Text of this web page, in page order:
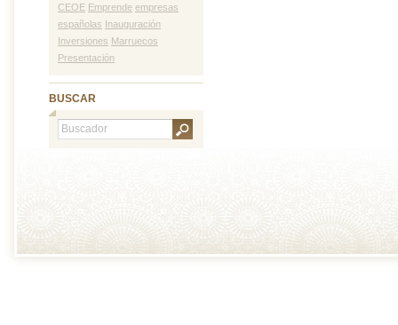
CEOE Emprende empresas
españolas Inauguración
Inversiones Marruecos
Presentación
BUSCAR